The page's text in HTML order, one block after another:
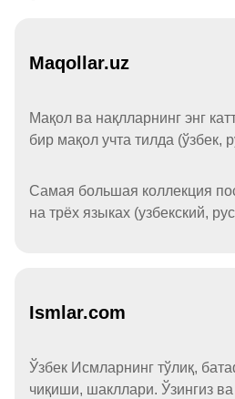
Maqollar.uz
Мақол ва нақлларнинг энг
бир мақол учта тилда (ўзбек,
Самая большая коллекция
на трёх языках (узбекский,
Ismlar.com
Ўзбек Исмларнинг тўлиқ,
чиқиши, шакллари. Ўзингиз